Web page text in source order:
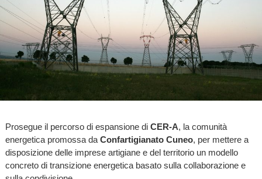
Prosegue il percorso di espansione di CER-A, la comunità
energetica promossa da Confartigianato Cuneo, per mettere a
disposizione delle imprese artigiane e del territorio un modello
concreto di transizione energetica basato sulla collaborazione e